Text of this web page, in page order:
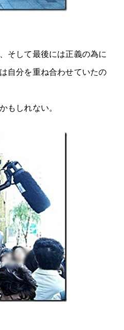
そして最後には正義の為に
自分を重ね合わせていたの
もしれない。